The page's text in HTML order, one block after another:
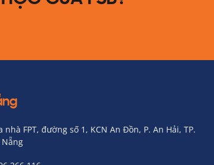
nhà FPT, đường số 1, KCN An Đồn, P. An Hải, TP.